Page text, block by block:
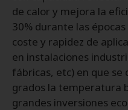
de calor y mejora la
30% durante las
coste y rapidez de
en instalaciones
fábricas, etc) en que se
grados la temperatura
grandes inversiones